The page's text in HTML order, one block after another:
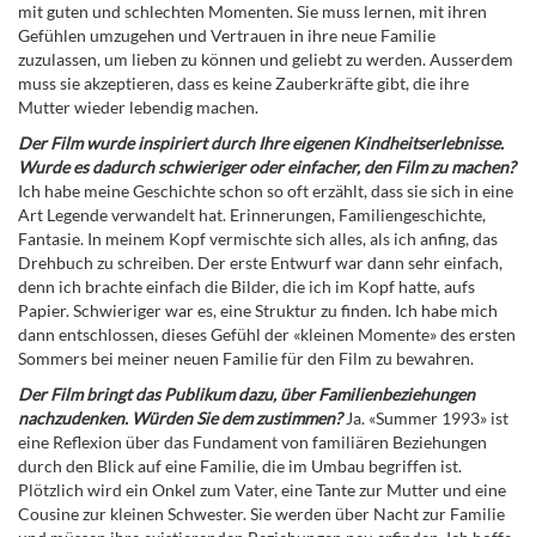
mit guten und schlechten Momenten. Sie muss lernen, mit ihren
Gefühlen umzugehen und Vertrauen in ihre neue Familie
zuzulassen, um lieben zu können und geliebt zu werden. Ausserdem
muss sie akzeptieren, dass es keine Zauberkräfte gibt, die ihre
Mutter wieder lebendig machen.
Der Film wurde inspiriert durch Ihre eigenen Kindheitserlebnisse.
Wurde es dadurch schwieriger oder einfacher, den Film zu machen?
Ich habe meine Geschichte schon so oft erzählt, dass sie sich in eine
Art Legende verwandelt hat. Erinnerungen, Familiengeschichte,
Fantasie. In meinem Kopf vermischte sich alles, als ich anfing, das
Drehbuch zu schreiben. Der erste Entwurf war dann sehr einfach,
denn ich brachte einfach die Bilder, die ich im Kopf hatte, aufs
Papier. Schwieriger war es, eine Struktur zu finden. Ich habe mich
dann entschlossen, dieses Gefühl der «kleinen Momente» des ersten
Sommers bei meiner neuen Familie für den Film zu bewahren.
Der Film bringt das Publikum dazu, über Familienbeziehungen
nachzudenken. Würden Sie dem zustimmen?Ja. «Summer 1993» ist
eine Reflexion über das Fundament von familiären Beziehungen
durch den Blick auf eine Familie, die im Umbau begriffen ist.
Plötzlich wird ein Onkel zum Vater, eine Tante zur Mutter und eine
Cousine zur kleinen Schwester. Sie werden über Nacht zur Familie